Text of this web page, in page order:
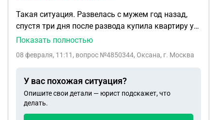
Такая ситуация. Развелась с мужем год назад,
спустя три дня после развода купила квартиру у
мамы стоимостью 2200000. Имеет ли право муж
Договор купли продажи был оформлен после
1/4 стоимости ( которые я взяла в кредит) были
переведены за месяц до расторжения брака,
имеет ли право бывший муж на эту квартиру или
Показать полностью
08 февраля, 11:11 , вопрос №4850344, Оксана, г. Москва
У вас похожая ситуация?
Опишите свои детали — юрист подскажет, что
делать.